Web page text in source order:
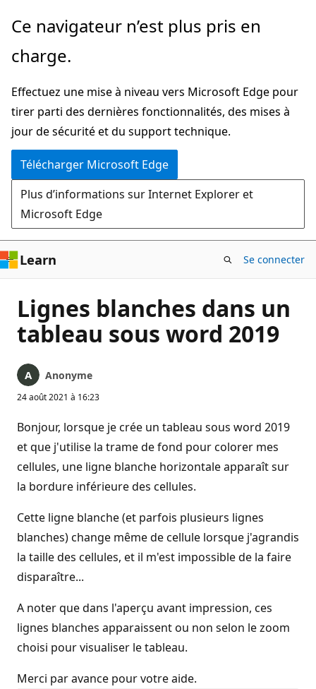
Passer
directement
au
principal
Ce navigateur n’est plus pris en
charge.
Effectuez une mise à niveau vers Microsoft Edge pour
tirer parti des dernières fonctionnalités, des mises à
jour de sécurité et du support technique.
Télécharger Microsoft Edge
Plus d’informations sur Internet Explorer et
Microsoft Edge
Learn Se connecter
Lignes blanches dans un
tableau sous word 2019
Anonyme
24 août 2021 à 16:23
Bonjour, lorsque je crée un tableau sous word 2019
et que j'utilise la trame de fond pour colorer mes
cellules, une ligne blanche horizontale apparaît sur
la bordure inférieure des cellules.
Cette ligne blanche (et parfois plusieurs lignes
blanches) change même de cellule lorsque j'agrandis
la taille des cellules, et il m'est impossible de la faire
disparaître...
A noter que dans l'aperçu avant impression, ces
lignes blanches apparaissent ou non selon le zoom
choisi pour visualiser le tableau.
Merci par avance pour votre aide.